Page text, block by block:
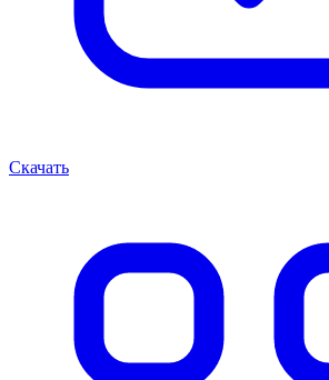
Скачать